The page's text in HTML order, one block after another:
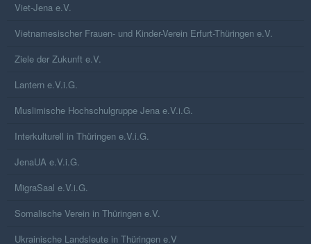
Viet-Jena e.V.
Vietnamesischer Frauen- und Kinder-Verein Erfurt-Thüringen e.V.
Ziele der Zukunft e.V.
Lantern e.V.i.G.
Muslimische Hochschulgruppe Jena e.V.i.G.
Interkulturell in Thüringen e.V.i.G.
JenaUA e.V.i.G.
MigraSaal e.V.i.G.
Somalische Verein in Thüringen e.V.
Ukrainische Landsleute in Thüringen e.V